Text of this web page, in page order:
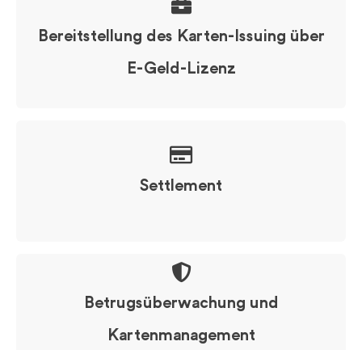
Bereitstellung des Karten-Issuing über
E-Geld-Lizenz
Settlement
Betrugsüberwachung und
Kartenmanagement